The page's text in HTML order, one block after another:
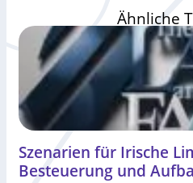
Ähnliche
Szenarien für Irische
Besteuerung und